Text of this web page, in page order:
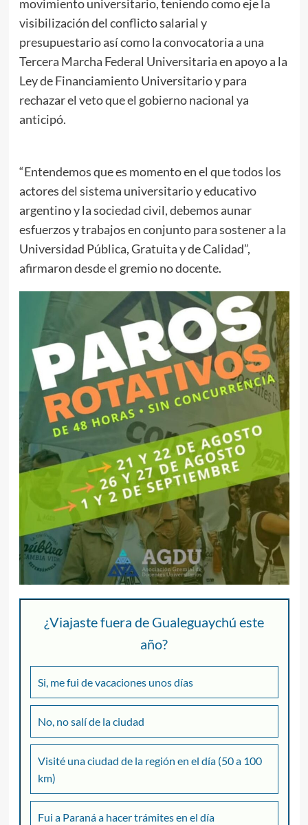
movimiento universitario, teniendo como eje la
visibilización del conflicto salarial y
presupuestario así como la convocatoria a una
Tercera Marcha Federal Universitaria en apoyo a la
Ley de Financiamiento Universitario y para
rechazar el veto que el gobierno nacional ya
anticipó.
“Entendemos que es momento en el que todos los
actores del sistema universitario y educativo
argentino y la sociedad civil, debemos aunar
esfuerzos y trabajos en conjunto para sostener a la
Universidad Pública, Gratuita y de Calidad”,
afirmaron desde el gremio no docente.
¿Viajaste fuera de Gualeguaychú este
año?
Si, me fui de vacaciones unos días
No, no salí de la ciudad
Visité una ciudad de la región en el día (50 a 100
km)
Fui a Paraná a hacer trámites en el día